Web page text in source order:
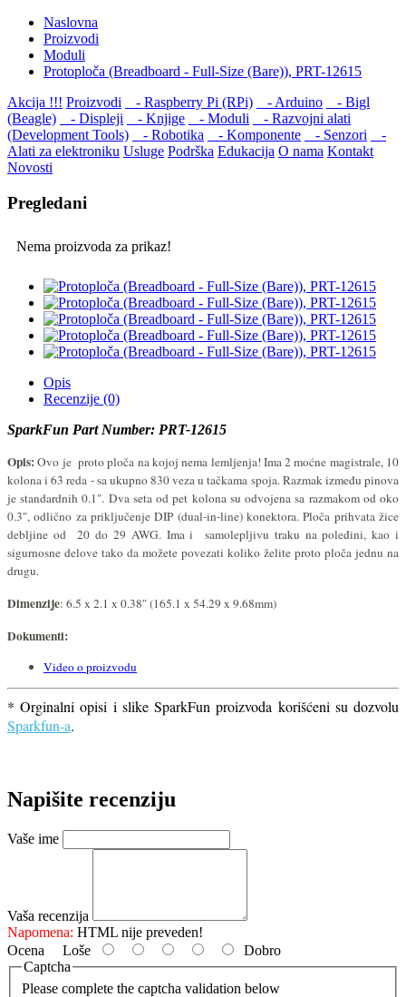
Naslovna
Proizvodi
Moduli
Protoploča (Breadboard - Full-Size (Bare)), PRT-12615
Akcija !!! Proizvodi - Raspberry Pi (RPi) - Arduino
- Bigl
(Beagle)
- Displеji - Knjige - Moduli
- Razvojni alati
(Development Tools)
- Robotika - Komponente - Senzori
-
Alati za elektroniku Usluge Podrška Edukacija O nama Kontakt
Novosti
Pregledani
Nema proizvoda za prikaz!
Opis
Recenzije (0)
SparkFun Part Number: PRT-12615
Opis:Ovo je proto ploča na kojoj nema lemljenja! Ima 2 moćne magistrale, 10
kolona i 63 reda - sa ukupno 830 veza u tačkama spoja. Razmak između pinova
je standardnih 0.1". Dva seta od pet kolona su odvojena sa razmakom od oko
0.3", odlično za priključenje DIP (dual-in-line) konektora. Ploča prihvata žice
debljine od 20 do 29 AWG. Ima i samolepljivu traku na poleđini, kao i
sigurnosne delove tako da možete povezati koliko želite proto ploča jednu na
drugu.
Dimenzije: 6.5 x 2.1 x 0.38" (165.1 x 54.29 x 9.68mm)
Dokumenti:
Video o proizvodu
* Orginalni opisi i slike SparkFun proizvoda korišćeni su dozvolu
Sparkfun-a.
Napišite recenziju
Vaše ime
Vaša recenzija
Napomena: HTML nije preveden!
Ocena Loše
Dobro
Captcha
Please complete the captcha validation below